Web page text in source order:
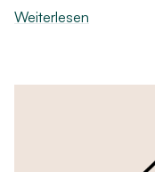
Weiterlesen